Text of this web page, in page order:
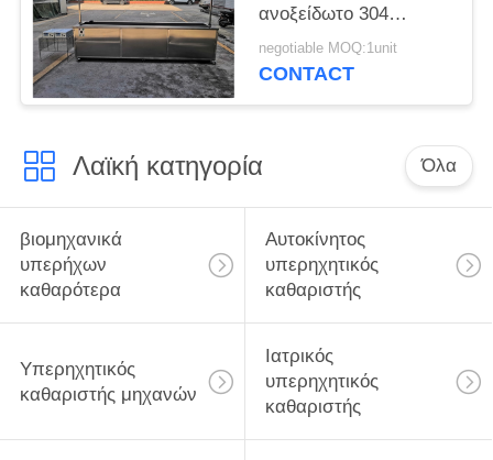
ανοξείδωτο 304
μηχανών με το
ξέπλυμα της
negotiable MOQ:1unit
CONTACT
Λαϊκή κατηγορία Όλα
βιομηχανικά
υπερήχων
καθαρότερα
Αυτοκίνητος
υπερηχητικός
καθαριστής
Υπερηχητικός
καθαριστής μηχανών
Ιατρικός
υπερηχητικός
καθαριστής